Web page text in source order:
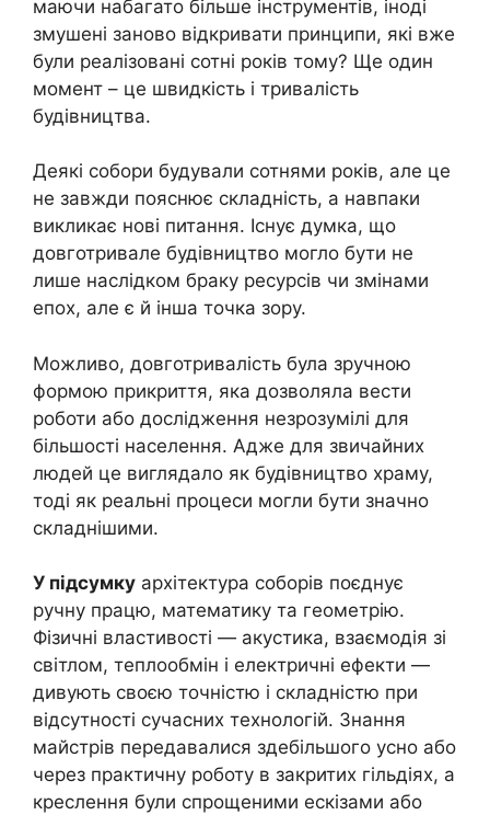
маючи набагато більше інструментів, іноді
змушені заново відкривати принципи, які вже
були реалізовані сотні років тому? Ще один
момент – це швидкість і тривалість
будівництва.
Деякі собори будували сотнями років, але це
не завжди пояснює складність, а навпаки
викликає нові питання. Існує думка, що
довготривале будівництво могло бути не
лише наслідком браку ресурсів чи змінами
епох, але є й інша точка зору.
Можливо, довготривалість була зручною
формою прикриття, яка дозволяла вести
роботи або дослідження незрозумілі для
більшості населення. Адже для звичайних
людей це виглядало як будівництво храму,
тоді як реальні процеси могли бути значно
складнішими.
У підсумку архітектура соборів поєднує
ручну працю, математику та геометрію.
Фізичні властивості — акустика, взаємодія зі
світлом, теплообмін і електричні ефекти —
дивують своєю точністю і складністю при
відсутності сучасних технологій. Знання
майстрів передавалися здебільшого усно або
через практичну роботу в закритих гільдіях, а
креслення були спрощеними ескізами або